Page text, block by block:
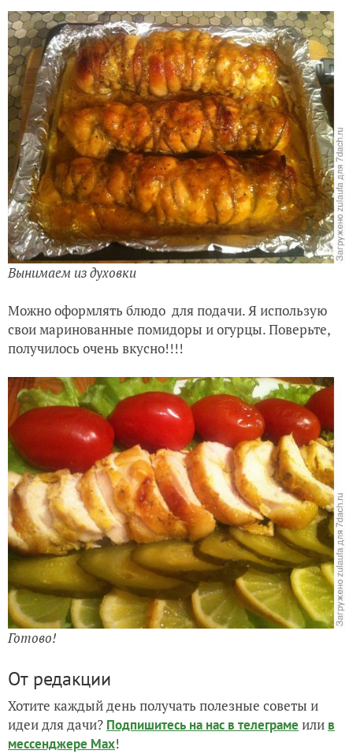
Вынимаем из духовки
Можно оформлять блюдо для подачи. Я использую
свои маринованные помидоры и огурцы. Поверьте,
получилось очень вкусно!!!!
Готово!
От редакции
Хотите каждый день получать полезные советы и
идеи для дачи? Подпишитесь на нас в телеграме или в
мессенджере Max!